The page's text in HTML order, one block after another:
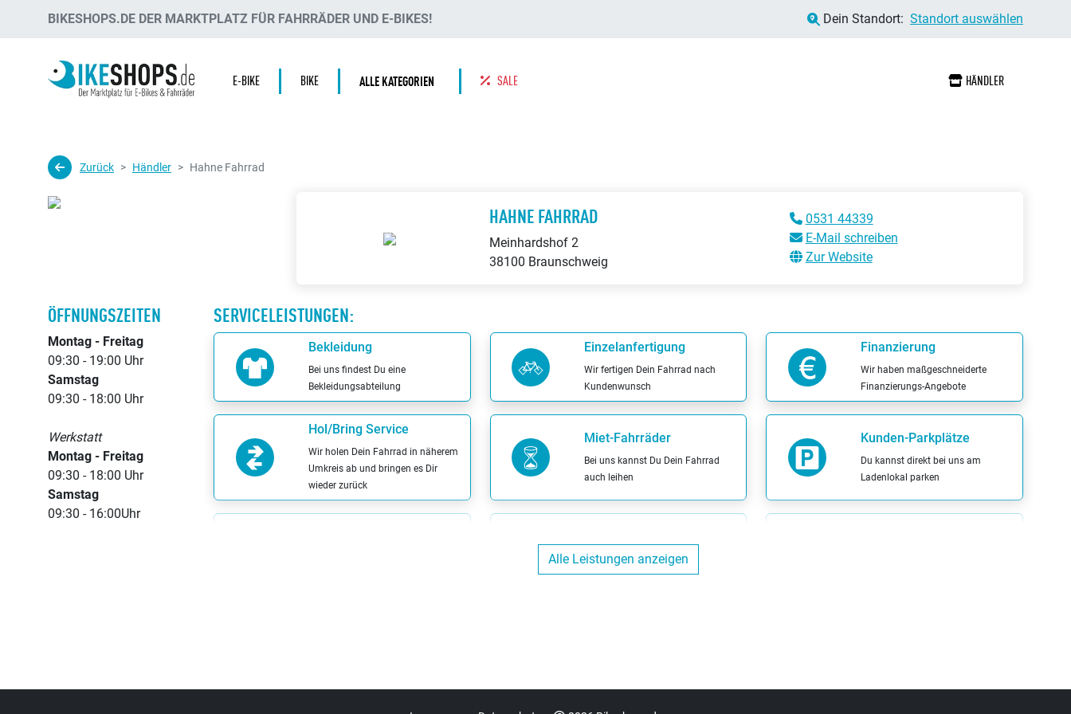
BIKESHOPS.DE DER MARKTPLATZ FÜR FAHRRÄDER UND E-BIKES! Dein Standort: Standort auswählen
E-BIKE BIKE ALLE KATEGORIEN SALE HÄNDLER
Zurück Händler Hahne Fahrrad
HAHNE FAHRRAD
Meinhardshof 2
38100 Braunschweig
0531 44339
E-Mail schreiben
Zur Website
ÖFFNUNGSZEITEN
Montag - Freitag
09:30 - 19:00 Uhr
Samstag
09:30 - 18:00 Uhr
Werkstatt
Montag - Freitag
09:30 - 18:00 Uhr
Samstag
09:30 - 16:00Uhr
SERVICELEISTUNGEN:
Bekleidung
Bei uns findest Du eine
Bekleidungsabteilung
Einzelanfertigung
Wir fertigen Dein Fahrrad nach
Kundenwunsch
Finanzierung
Wir haben maßgeschneiderte
Finanzierungs-Angebote
Hol/Bring Service
Wir holen Dein Fahrrad in näherem
Umkreis ab und bringen es Dir
wieder zurück
Miet-Fahrräder
Bei uns kannst Du Dein Fahrrad
auch leihen
Kunden-Parkplätze
Du kannst direkt bei uns am
Ladenlokal parken
Bargeldlos zahlen
Bei uns kannst Du bargeldlos
Alle Leistungen anzeigen